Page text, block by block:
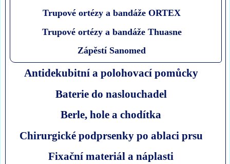
Trupové ortézy a bandáže ORTEX
Trupové ortézy a bandáže Thuasne
Zápěstí Sanomed
Antidekubitní a polohovací pomůcky
Baterie do naslouchadel
Berle, hole a chodítka
Chirurgické podprsenky po ablaci prsu
Fixační materiál a náplasti